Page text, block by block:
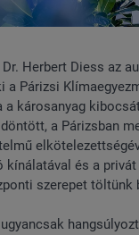
Herbert Diess az
a Párizsi
a károsanyag
a Párizsban
kínálatával és a
szerepet töltünk